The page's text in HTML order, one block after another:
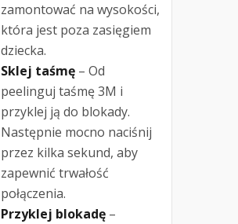
zamontować na wysokości,
która jest poza zasięgiem
dziecka.
Sklej taśmę – Od
peelinguj taśmę 3M i
przyklej ją do blokady.
Następnie mocno naciśnij
przez kilka sekund, aby
zapewnić trwałość
połączenia.
Przyklej blokadę –